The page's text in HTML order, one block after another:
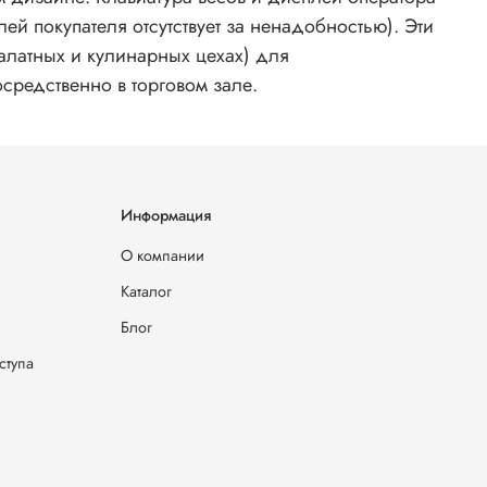
отсутствует за ненадобностью). Эти
и кулинарных цехах) для
в торговом зале.
Информация
О компании
Каталог
Блог